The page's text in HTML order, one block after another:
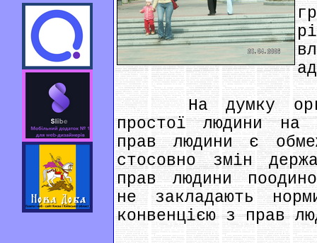
На думку
простої людини на
прав людини є
стосовно змін
прав людини
не закладають
конвенцією з прав